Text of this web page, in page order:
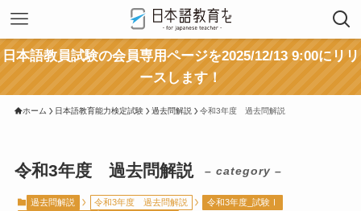
日本語教員試験の会員専用ページを2025/12/13 9:00にリリ
ースします！
ホーム 日本語教育能力検定試験 過去問解説 令和3年度 過去問解説
令和3年度 過去問解説 – category –
過去問解説 令和3年度 過去問解説
令和3年度_試験Ⅰ